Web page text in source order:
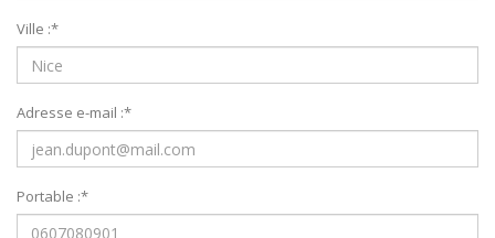
Ville :*
Adresse e-mail :*
Portable :*